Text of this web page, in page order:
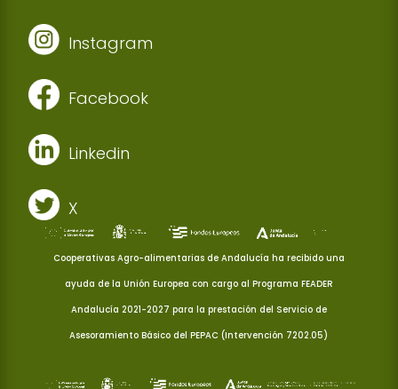
Instagram
Facebook
Linkedin
X
Cooperativas Agro-alimentarias de Andalucía ha recibido una
ayuda de la Unión Europea con cargo al Programa FEADER
Andalucía 2021-2027 para la prestación del Servicio de
Asesoramiento Básico del PEPAC (Intervención 7202.05)